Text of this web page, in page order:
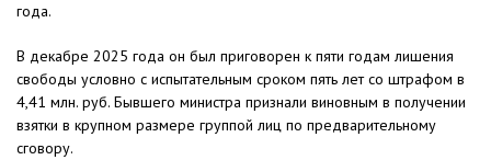
года.
В декабре 2025 года он был приговорен к пяти годам лишения
свободы условно с испытательным сроком пять лет со штрафом в
4,41 млн. руб. Бывшего министра признали виновным в получении
взятки в крупном размере группой лиц по предварительному
сговору.